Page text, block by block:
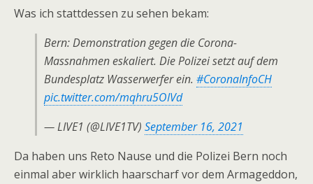
Was ich stattdessen zu sehen bekam:
Bern: Demonstration gegen die Corona-
Massnahmen eskaliert. Die Polizei setzt auf dem
Bundesplatz Wasserwerfer ein. #CoronaInfoCH
pic.twitter.com/mqhru5OIVd
— LIVE1 (@LIVE1TV) September 16, 2021
Da haben uns Reto Nause und die Polizei Bern noch
einmal aber wirklich haarscharf vor dem Armageddon,